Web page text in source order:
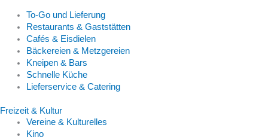
To-Go und Lieferung
Restaurants & Gaststätten
Cafés & Eisdielen
Bäckereien & Metzgereien
Kneipen & Bars
Schnelle Küche
Lieferservice & Catering
Freizeit & Kultur
Vereine & Kulturelles
Kino